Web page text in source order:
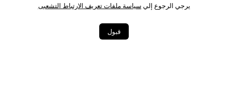
يرجي الرجوع إلي سياسة ملفات تعريف الارتباط التشعبى
قبول